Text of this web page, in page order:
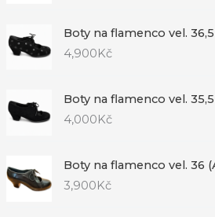
Boty na flamenco vel.
4,900Kč
Boty na flamenco vel. 35,5
4,000Kč
Boty na flamenco vel. 36
3,900Kč